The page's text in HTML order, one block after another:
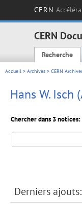
CERN
CERN
Main
Recherche
Accueil > Archives > CERN
Hans W. Isch
Chercher dans 3 notices:
Derniers ajouts: